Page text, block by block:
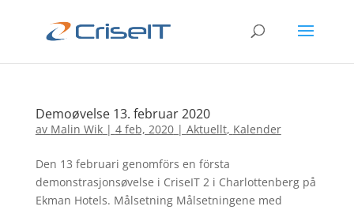
Demoøvelse 13. februar 2020
av Malin Wik| 4 feb, 2020| Aktuellt, Kalender
Den 13 februari genomförs en första
demonstrasjonsøvelse i CriseIT 2 i Charlottenberg på
Ekman Hotels. Målsetning Målsetningene med